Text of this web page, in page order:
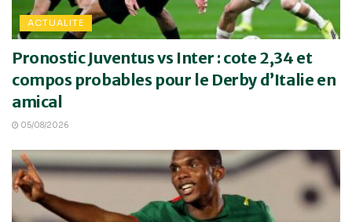
ACTUALITE
Pronostic Juventus vs Inter : cote 2,34 et
compos probables pour le Derby d’Italie en
amical
05/08/2026